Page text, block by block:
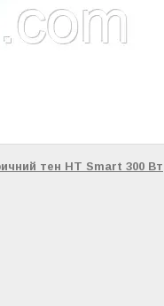
тен HT Smart 300 Вт